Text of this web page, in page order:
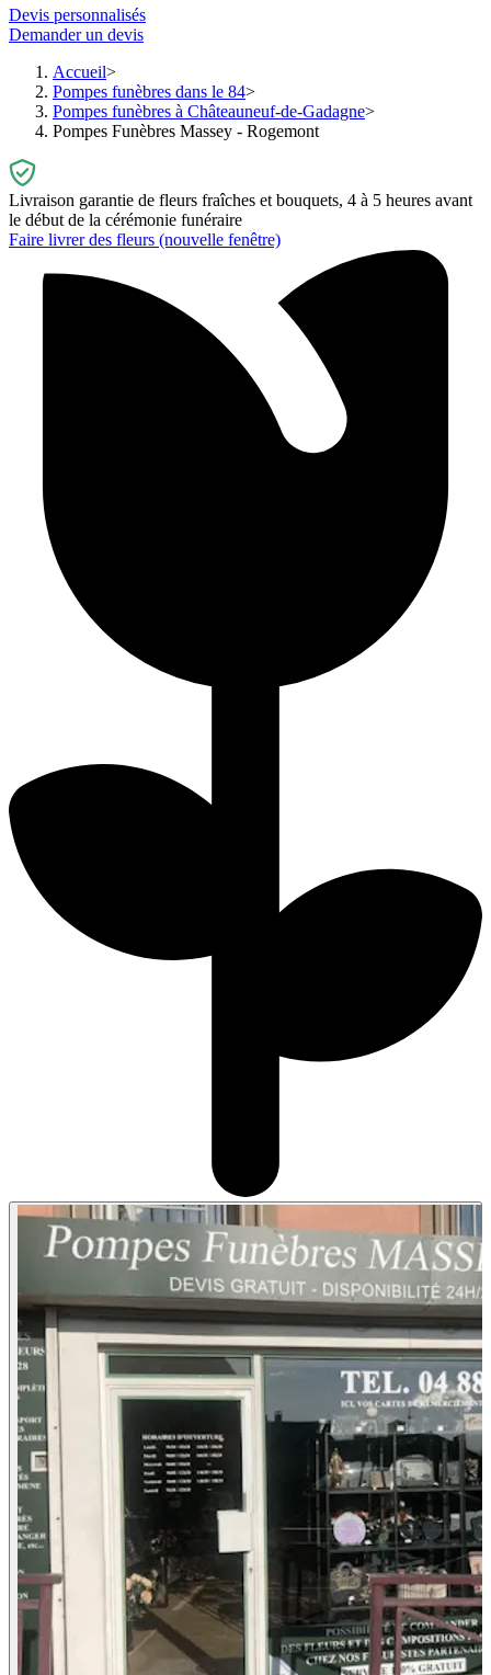
Devis personnalisés
Demander un devis
Accueil
Pompes funèbres dans le 84
Pompes funèbres à Châteauneuf-de-Gadagne
Pompes Funèbres Massey - Rogemont
Livraison garantie de fleurs fraîches et bouquets, 4 à 5 heures avant
le début de la cérémonie funéraire
Faire livrer des fleurs (nouvelle fenêtre)